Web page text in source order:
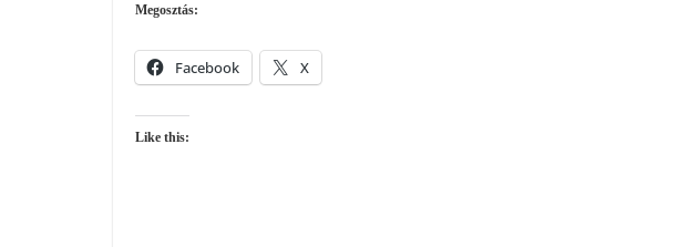
Megosztás:
Facebook X
Like this: